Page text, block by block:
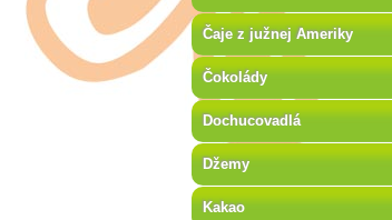
Čaje z južnej Ameriky
Čokolády
Dochucovadlá
Džemy
Kakao